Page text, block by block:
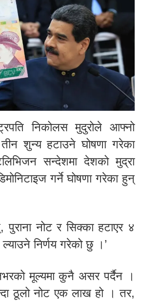
निकोलस मुदुरोले आफ्नो
शुन्य हटाउने घोषणा गरेका
सन्देशमा देशको मुद्रा
गर्ने घोषणा गरेका हुन्
नोट र सिक्का हटाएर ४
निर्णय गरेको छु ।’
मूल्यमा कुनै असर पर्दैन ।
ठूलो नोट एक लाख हो । तर,